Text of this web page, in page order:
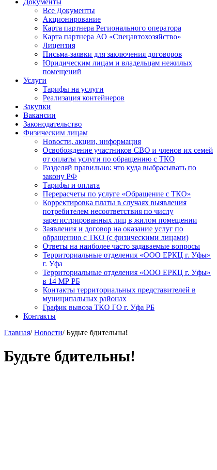
Все Документы
Акционирование
Карта партнера Регионального оператора
Карта партнера АО «Спецавтохозяйство»
Лицензия
Письма-заявки для заключения договоров
Юридическим лицам и владельцам нежилых
помещений
Услуги
Тарифы на услуги
Реализация контейнеров
Закупки
Вакансии
Законодательство
Физическим лицам
Новости, акции, информация
Освобождение участников СВО и членов их семей
от оплаты услуги по обращению с ТКО
Разделяй правильно: что куда выбрасывать по
закону РФ
Тарифы и оплата
Перерасчеты по услуге «Обращение с ТКО»
Корректировка платы в случаях выявления
потребителем несоответствия по числу
зарегистрированных лиц в жилом помещении
Заявления и договор на оказание услуг по
обращению с ТКО (с физическими лицами)
Ответы на наиболее часто задаваемые вопросы
Территориальные отделения «ООО ЕРКЦ г. Уфы»
г. Уфа
Территориальные отделения «ООО ЕРКЦ г. Уфы»
в 14 МР РБ
Контакты территориальных представителей в
муниципальных районах
График вывоза ТКО ГО г. Уфа РБ
Контакты
Главная/ Новости/ Будьте бдительны!
Будьте бдительны!